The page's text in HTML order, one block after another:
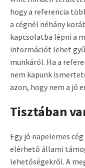
hogy a referencia
a cégnél néhány
kapcsolatba lépni a
információt lehet
munkáról. Ha a
nem kapunk
azon, hogy nem a jó
Tisztában
Egy jó napelemes
elérhető állami
lehetőségekről. A